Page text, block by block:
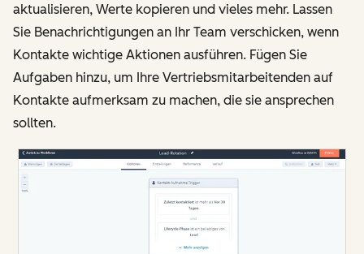
aktualisieren, Werte kopieren und vieles mehr. Lassen
Sie Benachrichtigungen an Ihr Team verschicken, wenn
Kontakte wichtige Aktionen ausführen. Fügen Sie
Aufgaben hinzu, um Ihre Vertriebsmitarbeitenden auf
Kontakte aufmerksam zu machen, die sie ansprechen
sollten.